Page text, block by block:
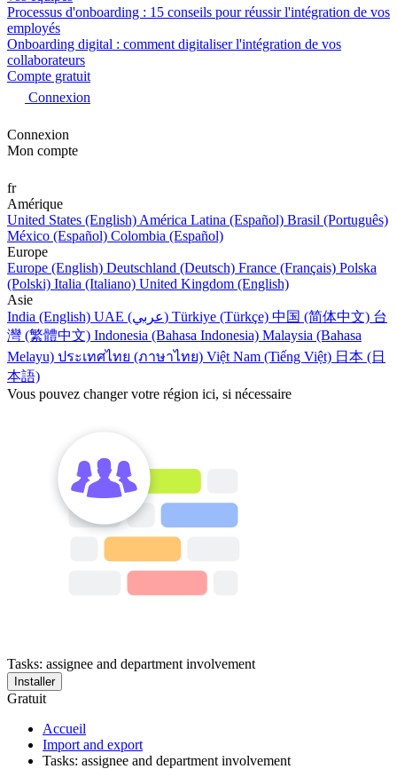
Processus d'onboarding : 15 conseils pour réussir l'intégration de vos
employés
Onboarding digital : comment digitaliser l'intégration de vos
collaborateurs
Compte gratuit
Connexion
Connexion
Mon compte
fr
Amérique
United States (English) América Latina (Español) Brasil (Português)
México (Español) Colombia (Español)
Europe
Europe (English) Deutschland (Deutsch) France (Français) Polska
(Polski) Italia (Italiano) United Kingdom (English)
Asie
India (English)
UAE (عربي) Türkiye (Türkçe) 中国 (简体中文) 台
灣 (繁體中文) Indonesia (Bahasa Indonesia) Malaysia (Bahasa
Melayu) ประเทศไทย (ภาษาไทย) Việt Nam (Tiếng Việt) 日本 (日
本語)
Vous pouvez changer votre région ici, si nécessaire
Tasks: assignee and department involvement
Installer
Gratuit
Accueil
Import and export
Tasks: assignee and department involvement